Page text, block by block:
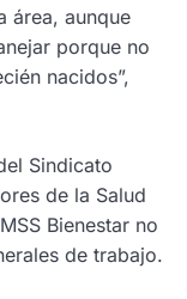
área, aunque
porque no
nacidos”,
Sindicato
de la Salud
Bienestar no
de trabajo.